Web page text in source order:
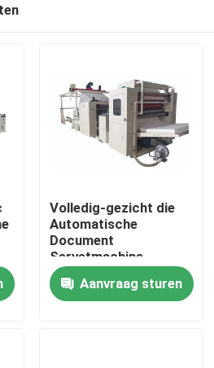
Volledig-gezicht die
Automatische
Document
Servetmachine
180m/Min in reliëf
makenAanvraag sturen